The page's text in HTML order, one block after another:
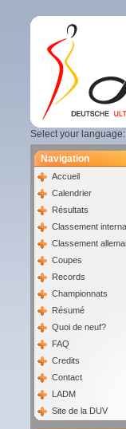
Select your language:
Navigation
Accueil
Calendrier
Résultats
Classement
Classement
Coupes
Records
Championnats
Résumé
Quoi de neuf?
FAQ
Credits
Contact
LADM
Site de la DUV